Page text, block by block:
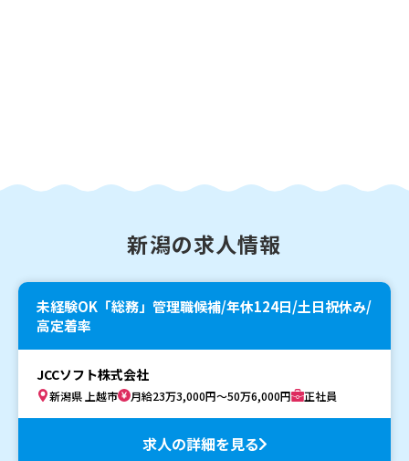
新潟の求人情報
未経験OK「総務」管理職候補/年休124日/土日祝休み/
高定着率
JCCソフト株式会社
新潟県 上越市 月給23万3,000円～50万6,000円 正社員
求人の詳細を見る